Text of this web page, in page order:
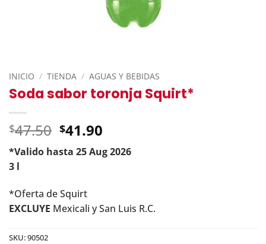
INICIO / TIENDA / AGUAS Y BEBIDAS
Soda sabor toronja Squirt*
$47.50 Original
price
was:
$41.90
*Valido hasta 25 Aug 2026
Current
is:
$41.90.
3 l
*Oferta de Squirt
EXCLUYE Mexicali y San Luis R.C.
SKU:90502